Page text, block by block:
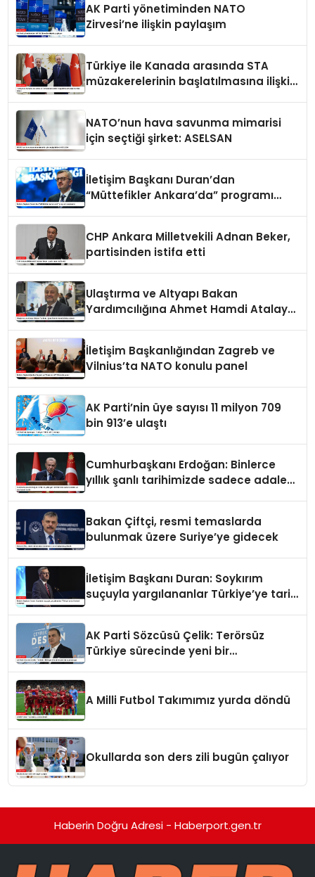
AK Parti yönetiminden NATO
Zirvesi’ne ilişkin paylaşım
Türkiye ile Kanada arasında STA
müzakerelerinin başlatılmasına ilişkin
NATO’nun hava savunma mimarisi
için seçtiği şirket: ASELSAN
İletişim Başkanı Duran’dan
“Müttefikler Ankara’da” programı
CHP Ankara Milletvekili Adnan Beker,
partisinden istifa etti
Ulaştırma ve Altyapı Bakan
Yardımcılığına Ahmet Hamdi Atalay
İletişim Başkanlığından Zagreb ve
Vilnius’ta NATO konulu panel
AK Parti’nin üye sayısı 11 milyon 709
bin 913’e ulaştı
Cumhurbaşkanı Erdoğan: Binlerce
yıllık şanlı tarihimizde sadece adalet
Bakan Çiftçi, resmi temaslarda
bulunmak üzere Suriye’ye gidecek
İletişim Başkanı Duran: Soykırım
suçuyla yargılananlar Türkiye’ye tarih
AK Parti Sözcüsü Çelik: Terörsüz
Türkiye sürecinde yeni bir
A Milli Futbol Takımımız yurda döndü
Okullarda son ders zili bugün çalıyor
Haberin Doğru Adresi - Haberport.gen.tr